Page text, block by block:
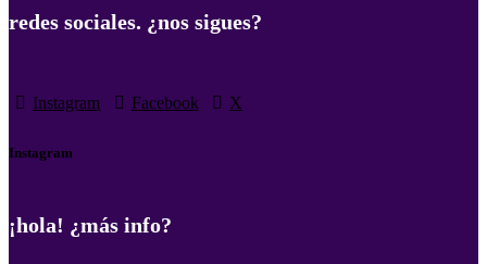
redes sociales. ¿nos sigues?
Instagram Facebook X
Instagram
¡hola! ¿más info?